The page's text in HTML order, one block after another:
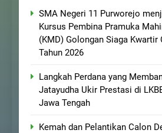
SMA Negeri 11 Purworejo
Kursus Pembina Pramuka
(KMD) Golongan Siaga Kwartir
Tahun 2026
Langkah Perdana yang
Jatayudha Ukir Prestasi di
Jawa Tengah
Kemah dan Pelantikan Calon